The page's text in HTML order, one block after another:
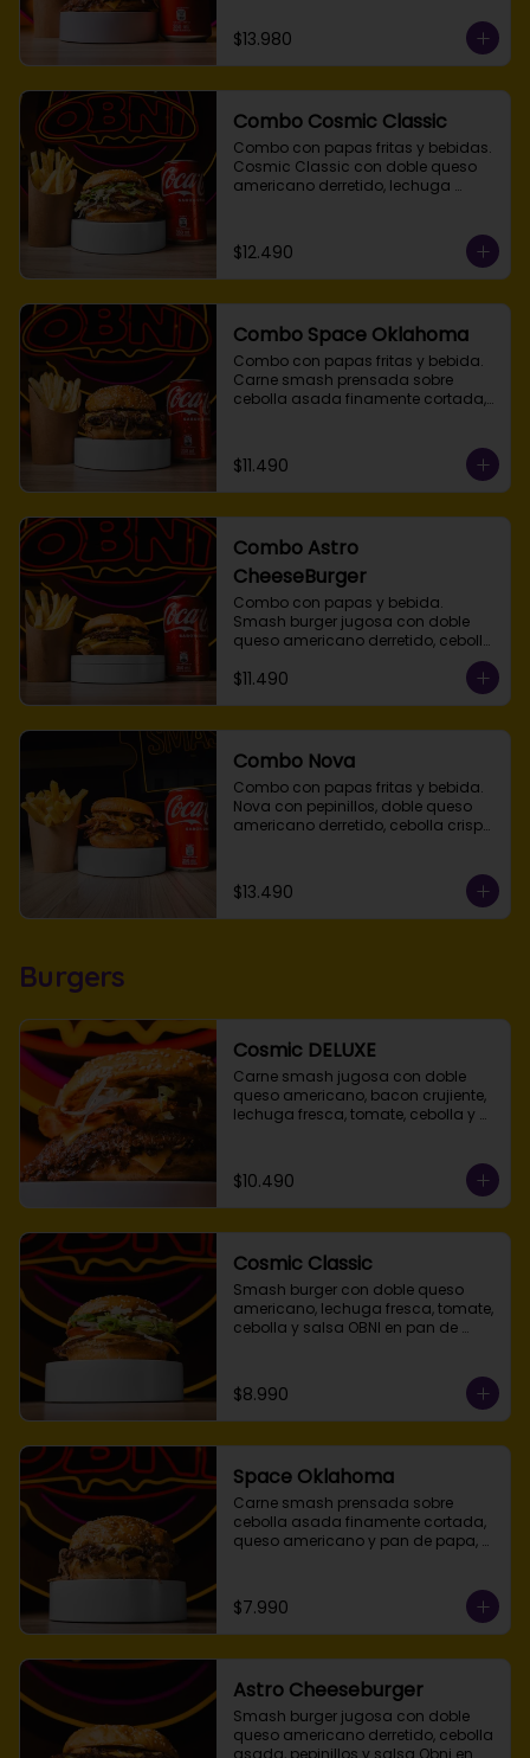
tostado. Disponible simple, doble o
triple smash.
$13.980
Combo Cosmic Classic
Combo con papas fritas y bebidas.
Cosmic Classic con doble queso
americano derretido, lechuga
simple, doble o triple smash.
$12.490
Combo Space Oklahoma
Combo con papas fritas y bebida.
Carne smash prensada sobre
cebolla asada finamente cortada,
para dipear. Disponible simple,
doble o triple smash.
$11.490
Combo Astro
CheeseBurger
Combo con papas y bebida.
Smash burger jugosa con doble
queso americano derretido, cebolla
pan de papa tostado. Disponible
$11.490
Combo Nova
Combo con papas fritas y bebida.
Nova con pepinillos, doble queso
americano derretido, cebolla crispy
Elige simple, doble o triple smash.
$13.490
Burgers
Cosmic DELUXE
Carne smash jugosa con doble
queso americano, bacon crujiente,
lechuga fresca, tomate, cebolla y
$10.490
Cosmic Classic
Smash burger con doble queso
americano, lechuga fresca, tomate,
cebolla y salsa OBNI en pan de
$8.990
Space Oklahoma
Carne smash prensada sobre
cebolla asada finamente cortada,
queso americano y pan de papa,
$7.990
Astro Cheeseburger
Smash burger jugosa con doble
queso americano derretido, cebolla
asada, pepinillos y salsa Obni en